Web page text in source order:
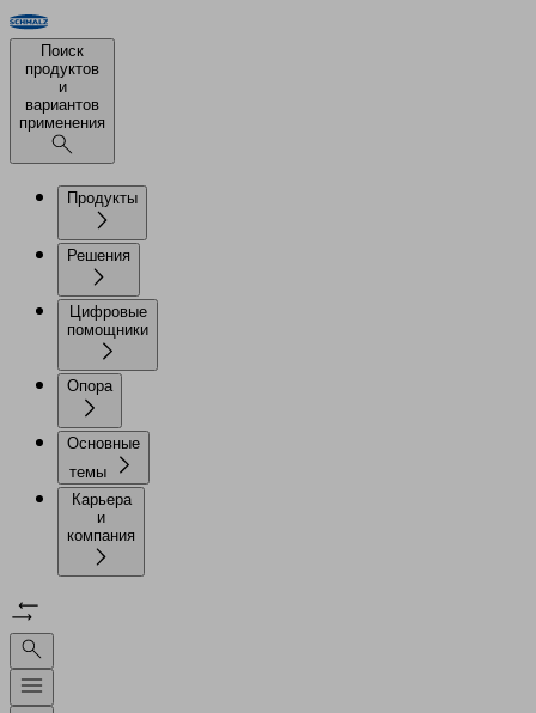
Поиск
продуктов
и
вариантов
применения
Продукты
Решения
Цифровые
помощники
Опора
Основные
темы
Карьера
и
компания